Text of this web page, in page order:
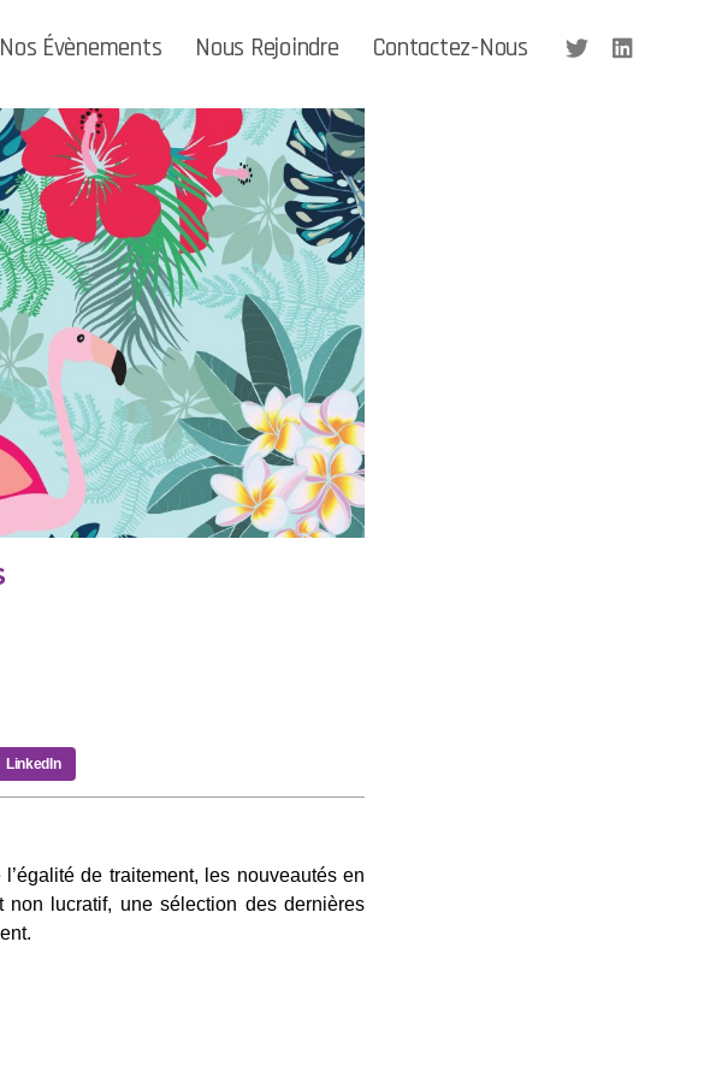
Nos Évènements Nous Rejoindre Contactez-Nous
LinkedIn
de traitement, les nouveautés en
lucratif, une sélection des dernières